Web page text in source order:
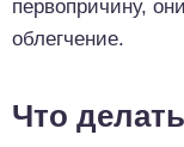
первопричину,
облегчение.
Что